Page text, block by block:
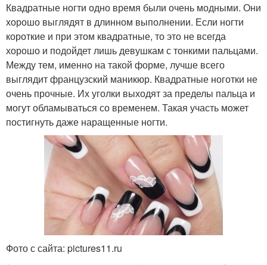
Квадратные ногти одно время были очень модными. Они
хорошо выглядят в длинном выполнении. Если ногти
короткие и при этом квадратные, то это не всегда
хорошо и подойдет лишь девушкам с тонкими пальцами.
Между тем, именно на такой форме, лучше всего
выглядит французский маникюр. Квадратные ноготки не
очень прочные. Их уголки выходят за пределы пальца и
могут обламываться со временем. Такая участь может
постигнуть даже наращенные ногти.
Фото с сайта: pictures11.ru